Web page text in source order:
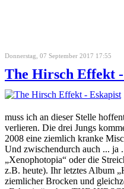
Donnerstag, 07 September 2017 17:55
The Hirsch Effekt
muss ich an dieser Stelle
verlieren. Die drei Jungs
2008 eine ziemlich kranke
Und zwischendurch auch ... ja
„Xenophotopia“ oder die
z.B. heute). Ihr letztes Album
ziemlicher Brocken und